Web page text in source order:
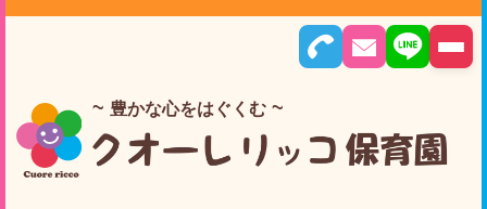
豊かな心をはぐくむ